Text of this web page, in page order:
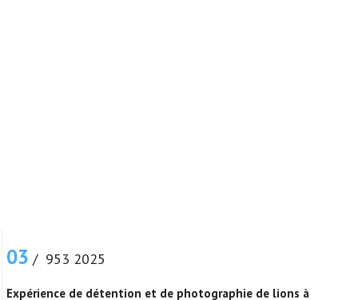
03 / 953 2025
Expérience de détention et de photographie de lions à